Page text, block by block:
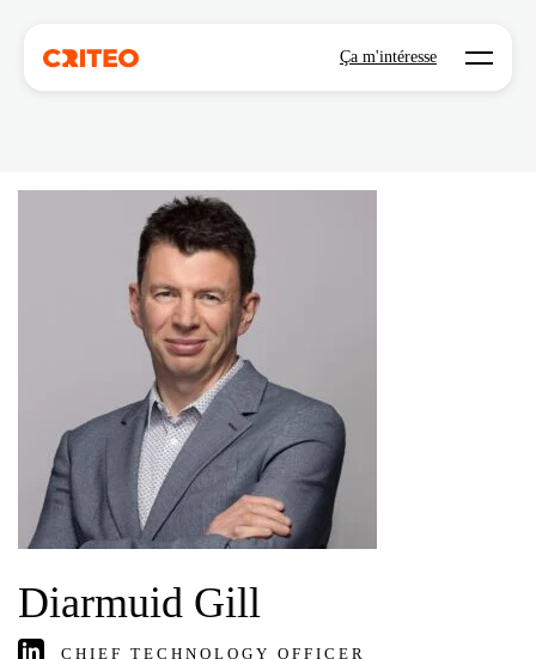
Ça m'intéresse Open
Diarmuid Gill
CHIEF TECHNOLOGY OFFICER